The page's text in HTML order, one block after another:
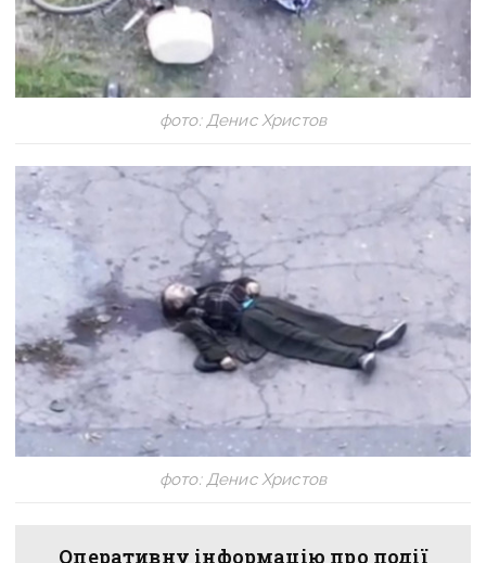
фото: Денис Христов
фото: Денис Христов
Оперативну інформацію про події